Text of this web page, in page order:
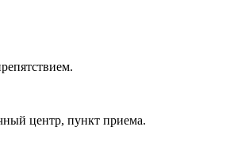
центр, пункт приема.